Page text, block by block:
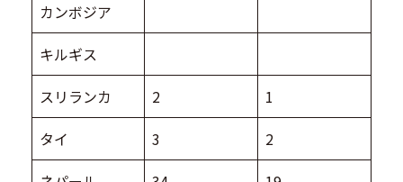
カンボジア
キルギス
スリランカ
2
1
タイ
3
2